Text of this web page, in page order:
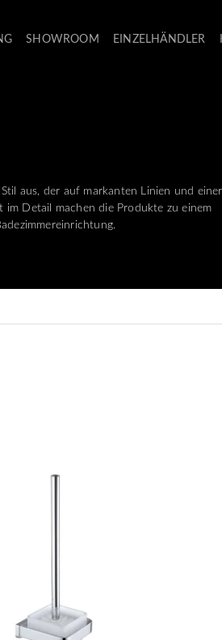
SHOWROOM EINZELHÄNDLER
aus, der auf markanten Linien und einer
Detail machen die Produkte zu einem